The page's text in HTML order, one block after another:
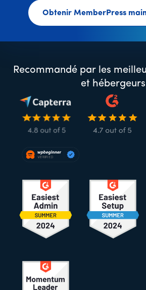
Obtenir MemberPress
Recommandé par les
et hébergeurs